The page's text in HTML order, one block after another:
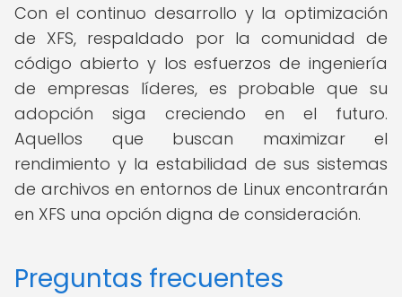
Con el continuo desarrollo y la optimización
de XFS, respaldado por la comunidad de
código abierto y los esfuerzos de ingeniería
de empresas líderes, es probable que su
adopción siga creciendo en el futuro.
Aquellos que buscan maximizar el
rendimiento y la estabilidad de sus sistemas
de archivos en entornos de Linux encontrarán
en XFS una opción digna de consideración.
Preguntas frecuentes